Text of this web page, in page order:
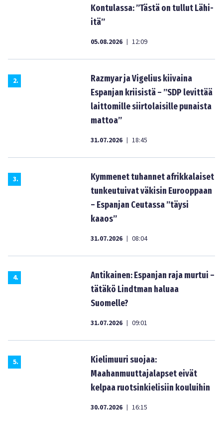
Kontulassa: ”Tästä on tullut Lähi-
itä”
05.08.2026 | 12:09
2.
Razmyar ja Vigelius kiivaina
Espanjan kriisistä – ”SDP levittää
laittomille siirtolaisille punaista
mattoa”
31.07.2026 | 18:45
3.
Kymmenet tuhannet afrikkalaiset
tunkeutuivat väkisin Eurooppaan
– Espanjan Ceutassa ”täysi
kaaos”
31.07.2026 | 08:04
4.
Antikainen: Espanjan raja murtui –
tätäkö Lindtman haluaa
Suomelle?
31.07.2026 | 09:01
5.
Kielimuuri suojaa:
Maahanmuuttajalapset eivät
kelpaa ruotsinkielisiin kouluihin
30.07.2026 | 16:15